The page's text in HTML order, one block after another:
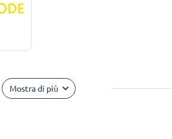
Mostra di più